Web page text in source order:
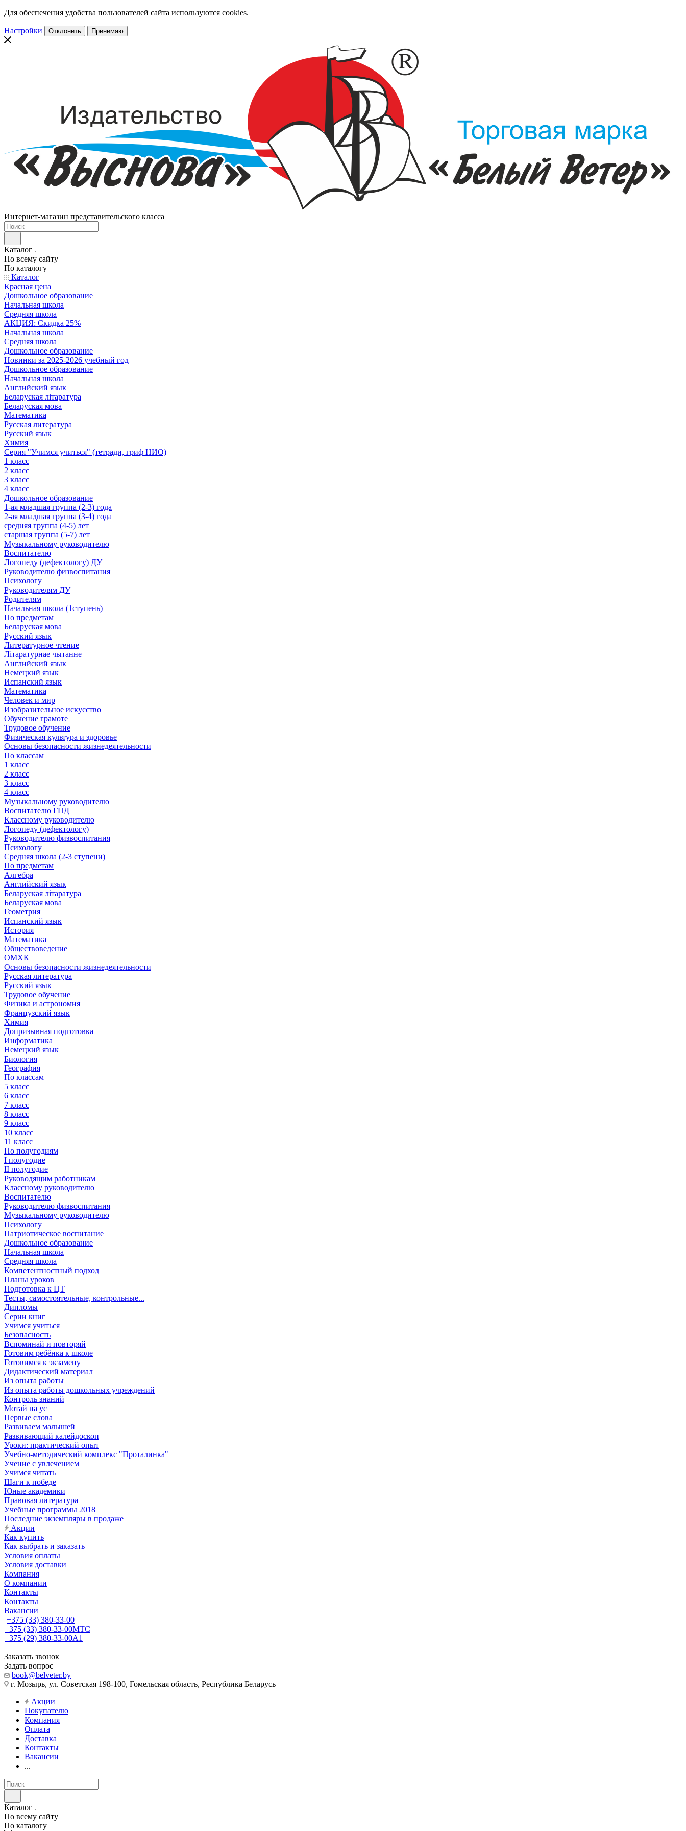
Для обеспечения удобства пользователей сайта используются cookies.
Настройки Отклонить Принимаю
Интернет-магазин представительского класса
Каталог
По всему сайту
По каталогу
Каталог
Красная цена
Дошкольное образование
Начальная школа
Средняя школа
АКЦИЯ: Скидка 25%
Начальная школа
Средняя школа
Дошкольное образование
Новинки за 2025-2026 учебный год
Дошкольное образование
Начальная школа
Английский язык
Беларуская літаратура
Беларуская мова
Математика
Русская литература
Русский язык
Химия
Серия "Учимся учиться" (тетради, гриф НИО)
1 класс
2 класс
3 класс
4 класс
Дошкольное образование
1-ая младшая группа (2-3) года
2-ая младшая группа (3-4) года
средняя группа (4-5) лет
старшая группа (5-7) лет
Музыкальному руководителю
Воспитателю
Логопеду (дефектологу) ДУ
Руководителю физвоспитания
Психологу
Руководителям ДУ
Родителям
Начальная школа (1ступень)
По предметам
Беларуская мова
Русский язык
Литературное чтение
Літаратурнае чытанне
Английский язык
Немецкий язык
Испанский язык
Математика
Человек и мир
Изобразительное искусство
Обучение грамоте
Трудовое обучение
Физическая культура и здоровье
Основы безопасности жизнедеятельности
По классам
1 класс
2 класс
3 класс
4 класс
Музыкальному руководителю
Воспитателю ГПД
Классному руководителю
Логопеду (дефектологу)
Руководителю физвоспитания
Психологу
Средняя школа (2-3 ступени)
По предметам
Алгебра
Английский язык
Беларуская літаратура
Беларуская мова
Геометрия
Испанский язык
История
Математика
Обществоведение
ОМХК
Основы безопасности жизнедеятельности
Русская литература
Русский язык
Трудовое обучение
Физика и астрономия
Французский язык
Химия
Допризывная подготовка
Информатика
Немецкий язык
Биология
География
По классам
5 класс
6 класс
7 класс
8 класс
9 класс
10 класс
11 класс
По полугодиям
I полугодие
II полугодие
Руководящим работникам
Классному руководителю
Воспитателю
Руководителю физвоспитания
Музыкальному руководителю
Психологу
Патриотическое воспитание
Дошкольное образование
Начальная школа
Средняя школа
Компетентностный подход
Планы уроков
Подготовка к ЦТ
Тесты, самостоятельные, контрольные...
Дипломы
Серии книг
Учимся учиться
Безопасность
Вспоминай и повторяй
Готовим ребёнка к школе
Готовимся к экзамену
Дидактический материал
Из опыта работы
Из опыта работы дошкольных учреждений
Контроль знаний
Мотай на ус
Первые слова
Развиваем малышей
Развивающий калейдоскоп
Уроки: практический опыт
Учебно-методический комплекс "Проталинка"
Учение с увлечением
Учимся читать
Шаги к победе
Юные академики
Правовая литература
Учебные программы 2018
Последние экземпляры в продаже
Акции
Как купить
Как выбрать и заказать
Условия оплаты
Условия доставки
Компания
О компании
Контакты
Контакты
Вакансии
+375 (33) 380-33-00
+375 (33) 380-33-00МТС
+375 (29) 380-33-00А1
Заказать звонок
Задать вопрос
book@belveter.by
г. Мозырь, ул. Советская 198-100, Гомельская область, Республика Беларусь
Акции
Покупателю
Компания
Оплата
Доставка
Контакты
Вакансии
...
Каталог
По всему сайту
По каталогу